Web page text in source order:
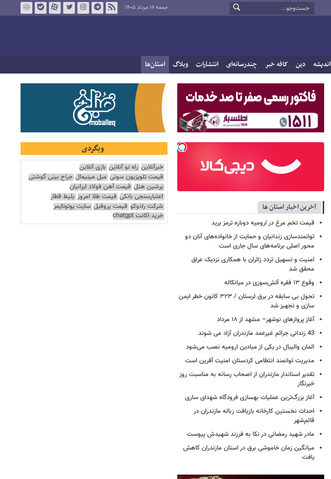
جمعه ۱۶ مرداد ۱۴۰۵
اندیشه دین کافه خبر چندرسانه‌ای انتشارات وبلاگ استان‌ها
آخرین اخبار استان ها
قیمت تخم مرغ در ارومیه دوباره ترمز برید
توانمندسازی زندانیان و حمایت از خانواده‌های آنان دو
محور اصلی برنامه‌های سال جاری است
امنیت و تسهیل تردد زائران با همکاری نزدیک عراق
محقق شد
وقوع ۱۳ فقره آتش‌سوزی در میانکاله
تحول بی سابقه در برق لرستان / ۳۲۳ کانون خطر ایمن
سازی و تجهیز شد
آغاز پروازهای نوشهر– مشهد از ۱۸ مرداد
43 زندانی جرائم غیرعمد مازندران آزاد می شوند
المان والیبال در یکی از میادین ارومیه نصب می‌شود
مدیریت توانمند انتظامی کردستان امنیت آفرین است
تقدیر استاندار مازندران از اصحاب رسانه به مناسبت روز
خبرنگار
آغاز بزرگ‌ترین عملیات بهسازی فرودگاه شهدای ساری
احداث نخستین کارخانه بازیافت زباله مازندران در
قائم‌شهر
مادر شهید رمضانی در نکا به فرزند شهیدش پیوست
میانگین زمان خاموشی برق در استان مازندران کاهش
یافت
وبگردی
خبرآنلاین راه نو آنلاین بازی آنلاین
قیمت تلویزیون سونی مبل مینیمال جراح بینی گوشتی
پرشین هتل قیمت آهن فولاد ایرانیان
اعتبارسنجی بانکی قیمت طلا امروز بلیط قطار
شرکت رادوکو قیمت پروفیل سایت یوتوتایمز
خرید اکانت chatgpt